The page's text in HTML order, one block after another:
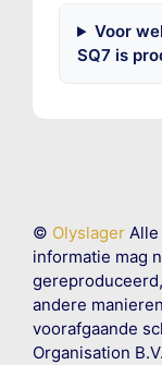
Voor
SQ7 is
© OlyslagerAlle
informatie mag
andere
voorafgaande
Organisation